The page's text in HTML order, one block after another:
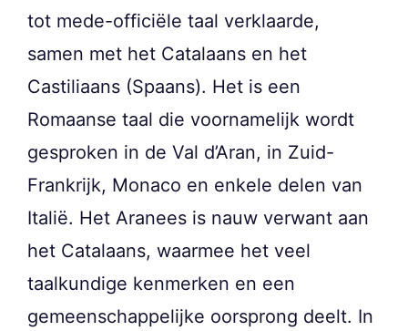
tot mede-officiële taal verklaarde,
samen met het Catalaans en het
Castiliaans (Spaans). Het is een
Romaanse taal die voornamelijk wordt
gesproken in de Val d’Aran, in Zuid-
Frankrijk, Monaco en enkele delen van
Italië. Het Aranees is nauw verwant aan
het Catalaans, waarmee het veel
taalkundige kenmerken en een
gemeenschappelijke oorsprong deelt. In